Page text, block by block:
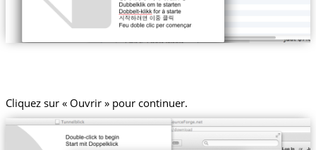
Cliquez sur « Ouvrir » pour continuer.